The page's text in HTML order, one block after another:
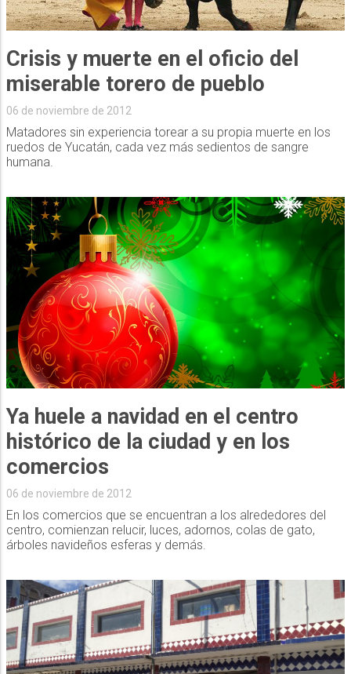
Crisis y muerte en el oficio del
miserable torero de pueblo
06 de noviembre de 2012
Matadores sin experiencia torear a su propia muerte en los
ruedos de Yucatán, cada vez más sedientos de sangre
humana.
Ya huele a navidad en el centro
histórico de la ciudad y en los
comercios
06 de noviembre de 2012
En los comercios que se encuentran a los alrededores del
centro, comienzan relucir, luces, adornos, colas de gato,
árboles navideños esferas y demás.